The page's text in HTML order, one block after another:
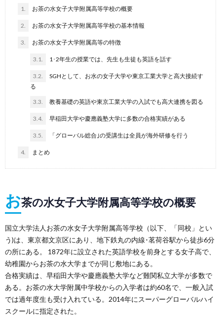
1. お茶の水女子大学附属高等学校の概要
2. お茶の水女子大学附属高等学校の基本情報
3. お茶の水女子大学附属高等の特徴
3.1. 1･2年生の授業では、先生も生徒も英語を話す
3.2.
SGHとして、お水の女子大学や東京工業大学と高大接続す
る
3.3. 教養基礎の英語や東京工業大学の入試でも高大連携を図る
3.4. 早稲田大学や慶應義塾大学に多数の合格実績がある
3.5. 「グローバル総合｣の受講生は全員が海外研修を行う
4. まとめ
お茶の水女子大学附属高等学校の概要
国立大学法人お茶の水女子大学附属高等学校（以下、「同校」とい
う)は、東京都文京区にあり、地下鉄丸の内線･茗荷谷駅から徒歩6分
の所にある。 1872年に設立された英語学校を前身とする女子高で、
幼稚園からお茶の水大学までが同じ敷地にある。
合格実績は、早稲田大学や慶應義塾大学など難関私立大学が多数で
ある。お茶の水大学附属中学校からの入学者は約60名で、一般入試
では過年度生も受け入れている。2014年にスーパーグローバルハイ
スクールに指定された。